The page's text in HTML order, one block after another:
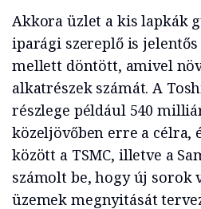
Akkora üzlet a kis lapkák
iparági szereplő is
mellett döntött, amivel
alkatrészek számát. A
részlege például 540
közeljövőben erre a célra,
között a TSMC, illetve a
számolt be, hogy új sorok
üzemek megnyitását